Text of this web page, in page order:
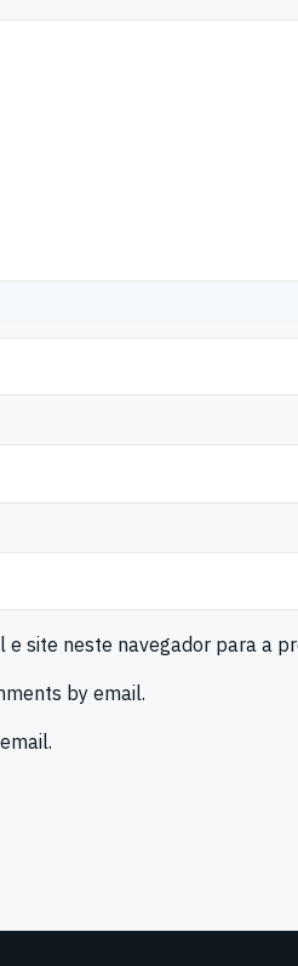
e site neste navegador para a
by email.